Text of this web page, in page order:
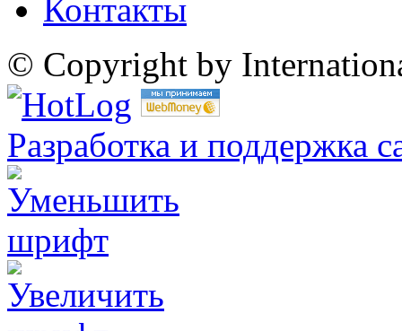
Контакты
© Copyright by
Разработка и поддержка